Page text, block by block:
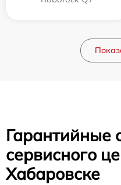
Гарантийные
сервисного
Хабаровске